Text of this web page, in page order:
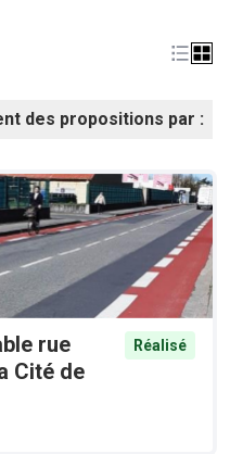
des propositions par :
rue
Cité de
Réalisé